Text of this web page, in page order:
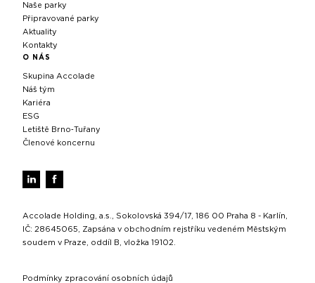
Naše parky
Připravované parky
Aktuality
Kontakty
O NÁS
Skupina Accolade
Náš tým
Kariéra
ESG
Letiště Brno‑Tuřany
Členové koncernu
Accolade Holding, a.s., Sokolovská 394/17, 186 00 Praha 8 - Karlín,
IČ: 28645065, Zapsána v obchodním rejstříku vedeném Městským
soudem v Praze, oddíl B, vložka 19102.
Podmínky zpracování osobních údajů